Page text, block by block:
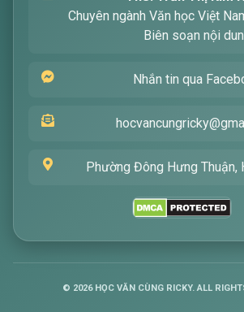
khóa mà bạn quan tâm, tôi sẽ
Chuyên ngành Văn học Việt
Biên soạn nội
Nhắn tin qua
Phường Đông Hưng Thuận,
© 2026HỌC VĂN CÙNG RICKY. ALL